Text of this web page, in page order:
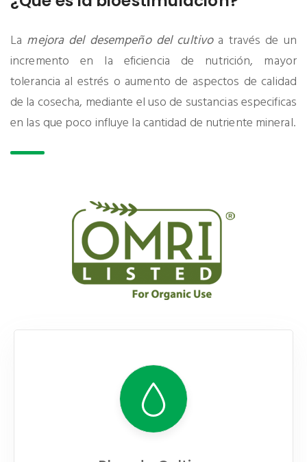
La mejora del desempeño del cultivoa través de un
incremento en la eficiencia de nutrición, mayor
tolerancia al estrés o aumento de aspectos de calidad
de la cosecha, mediante el uso de sustancias especificas
en las que poco influye la cantidad de nutriente mineral.